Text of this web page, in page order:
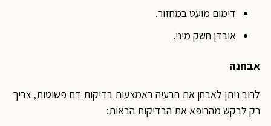
דימום מועט במחזור.
אובדן חשק מיני.
אבחנה
לרוב ניתן לאבחן את הבעיה באמצעות בדיקות דם פשוטות, צריך
רק לבקש מהרופא את הבדיקות הבאות: